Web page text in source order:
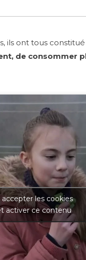
ils ont tous
de consommer
accepter les cookies
activer ce contenu